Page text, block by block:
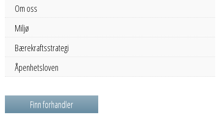
Om oss
Miljø
Bærekraftsstrategi
Åpenhetsloven
Finn forhandler